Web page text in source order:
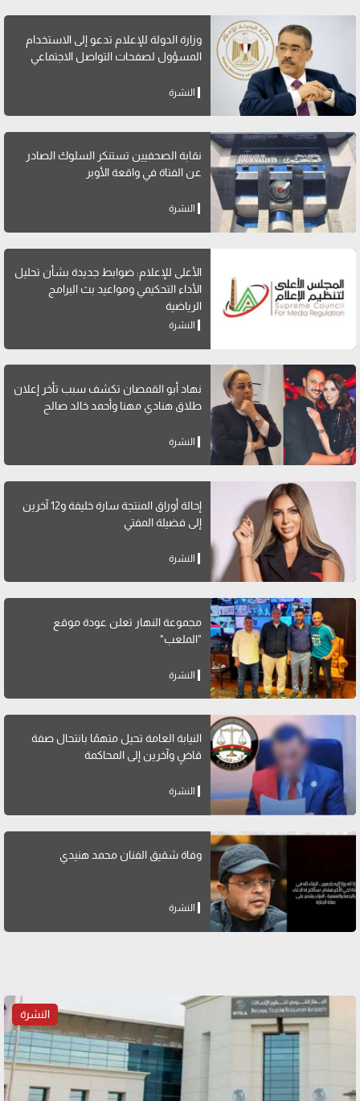
وزارة الدولة للإعلام تدعو إلى الاستخدام
المسؤول لصفحات التواصل الاجتماعي
النشرة
نقابة الصحفيين تستنكر السلوك الصادر
عن الفتاة في واقعة الأوبر
النشرة
الأعلى للإعلام: ضوابط جديدة بشأن تحليل
الأداء التحكيمي ومواعيد بث البرامج
الرياضية
النشرة
نهاد أبو القمصان تكشف سبب تأخر إعلان
طلاق هنادي مهنا وأحمد خالد صالح
النشرة
إحالة أوراق المنتجة سارة خليفة و12 آخرين
إلى فضيلة المفتي
النشرة
مجموعة النهار تعلن عودة موقع
"الملعب"
النشرة
النيابة العامة تحيل متهمًا بانتحال صفة
قاضٍ وآخرين إلى المحاكمة
النشرة
وفاة شقيق الفنان محمد هنيدي
النشرة
النشرة